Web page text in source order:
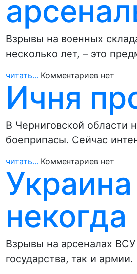
Взрывы на военных
несколько лет, – это
читать... Комментариев нет
Ичня
В Черниговской области
боеприпасы. Сейчас
читать... Комментариев нет
Взрывы на арсеналах ВСУ
государства, так и